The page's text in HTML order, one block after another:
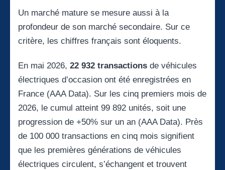
Un marché mature se mesure aussi à la
profondeur de son marché secondaire. Sur ce
critère, les chiffres français sont éloquents.
En mai 2026, 22 932 transactions de véhicules
électriques d’occasion ont été enregistrées en
France (AAA Data). Sur les cinq premiers mois de
2026, le cumul atteint 99 892 unités, soit une
progression de +50% sur un an (AAA Data). Près
de 100 000 transactions en cinq mois signifient
que les premières générations de véhicules
électriques circulent, s’échangent et trouvent